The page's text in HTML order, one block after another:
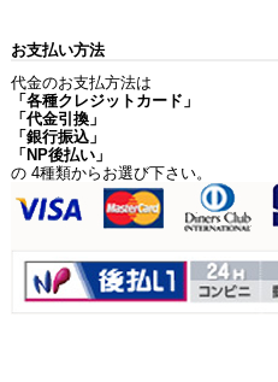
お支払い方法
代金のお支払方法は
「各種クレジットカード」
「代金引換」
「銀行振込」
「NP後払い」
の 4種類からお選び下さい。